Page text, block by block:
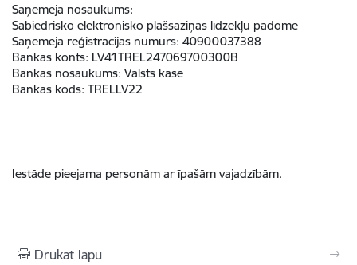
Saņēmēja nosaukums:
Sabiedrisko elektronisko plašsaziņas līdzekļu padome
Saņēmēja reģistrācijas numurs: 40900037388
Bankas konts: LV41TREL247069700300B
Bankas nosaukums: Valsts kase
Bankas kods: TRELLV22
Iestāde pieejama personām ar īpašām vajadzībām.
Drukāt lapu